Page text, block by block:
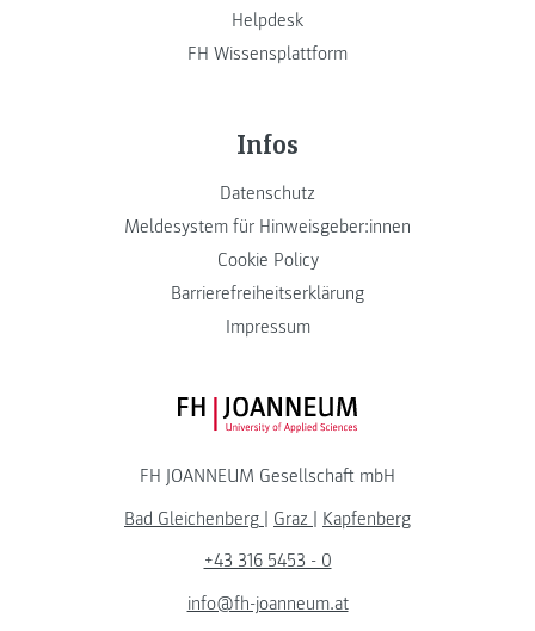
Helpdesk
FH Wissensplattform
Infos
Datenschutz
Meldesystem für Hinweisgeber:innen
Cookie Policy
Barrierefreiheitserklärung
Impressum
FH JOANNEUM Logo
FH JOANNEUM Gesellschaft mbH
Bad Gleichenberg | Graz | Kapfenberg
+43 316 5453 - 0
info@fh-joanneum.at